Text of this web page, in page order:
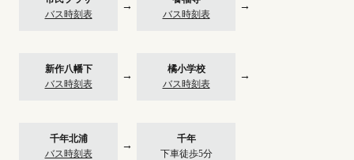
バス時刻表
→
バス時刻表
→
新作八幡下
バス時刻表
→
橘小学校
バス時刻表
→
千年北浦
バス時刻表
→
千年
下車徒歩5分